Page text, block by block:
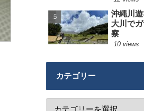
沖縄川
大川で
察
10 views
カテゴリー